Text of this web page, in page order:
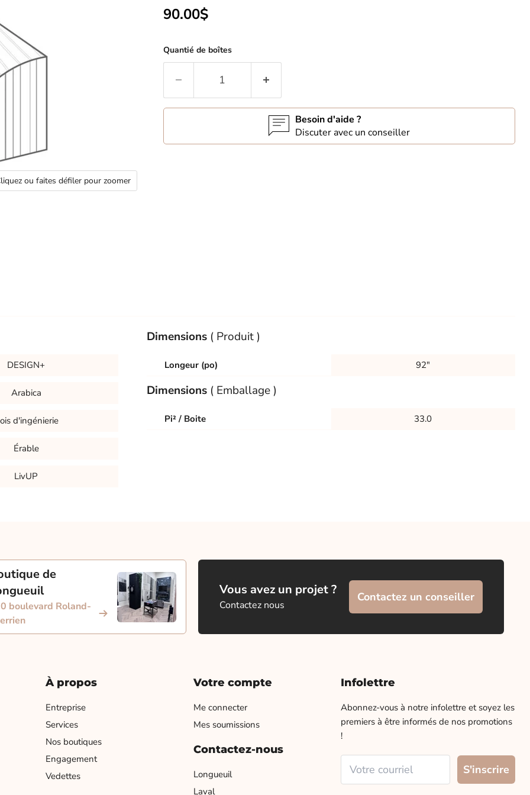
ou faites défiler pour zoomer
Prix actuel
90.00$
Quantié de boîtes
Besoin d'aide ?
Discuter avec un conseiller
DESIGN+
Arabica
d'ingénierie
Érable
LivUP
Dimensions ( Produit )
Longeur (po) 92"
Dimensions ( Emballage )
Pi² / Boite 33.0
de
boulevard Roland-
Vous avez un projet ?
Contactez nous
Contactez un conseiller
À propos
Entreprise
Services
Nos boutiques
Engagement
Vedettes
Votre compte
Me connecter
Mes soumissions
Contactez-nous
Longueuil
Laval
Infolettre
Abonnez-vous à notre infolettre et soyez les
premiers à être informés de nos promotions
!